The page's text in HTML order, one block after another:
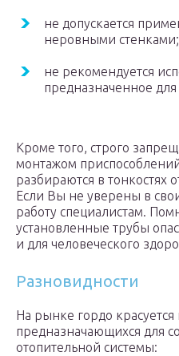
не допускается
неровными стенками;
не рекомендуется
предназначенное
Кроме того, строго
монтажом
разбираются в тонкостях
Если Вы не уверены в
работу специалистам.
установленные трубы
и для человеческого
Разновидности
На рынке гордо
предназначающихся для
отопительной системы: